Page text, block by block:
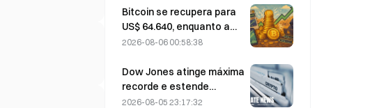
ar; a equipe oficial afirma
que os fundos dos
usuários não foram
Bitcoin se recupera para
US$ 64.640, enquanto a
vulnerabilidade da
ativas atingirem a máxima
dos últimos três meses
2026-08-06 00:58:38
Dow Jones atinge máxima
recorde e estende
sequência de cinco dias
2026-08-05 23:17:32